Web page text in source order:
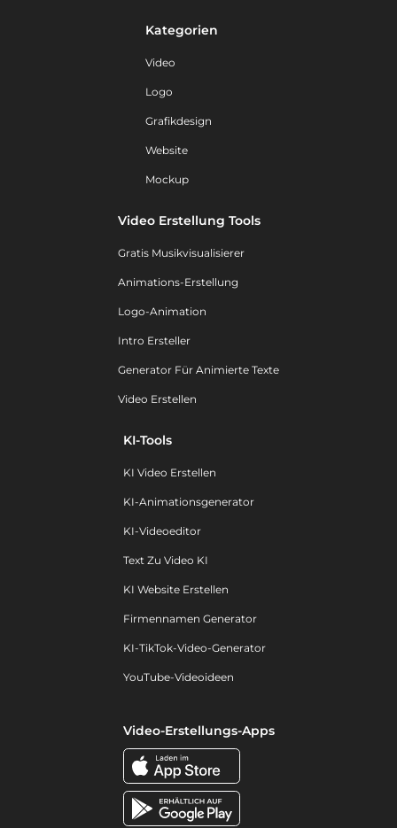
Kategorien
Video
Logo
Grafikdesign
Website
Mockup
Video Erstellung Tools
Gratis Musikvisualisierer
Animations-Erstellung
Logo-Animation
Intro Ersteller
Generator Für Animierte Texte
Video Erstellen
KI-Tools
KI Video Erstellen
KI-Animationsgenerator
KI-Videoeditor
Text Zu Video KI
KI Website Erstellen
Firmennamen Generator
KI-TikTok-Video-Generator
YouTube-Videoideen
Video-Erstellungs-Apps